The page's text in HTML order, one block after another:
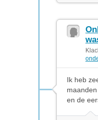
Ik heb
en de